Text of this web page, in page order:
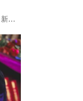
之主》领衔